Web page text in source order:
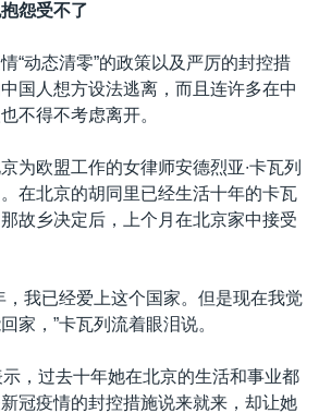
怨受不了
“动态清零”的政策以及严厉的封控措
国人想方设法逃离，而且连许多在中
不得不考虑离开。
为欧盟工作的女律师安德烈亚∙卡瓦列
在北京的胡同里已经生活十年的卡瓦
故乡决定后，上个月在北京家中接受
，我已经爱上这个国家。但是现在我觉
家，”卡瓦列流着眼泪说。
，过去十年她在北京的生活和事业都
冠疫情的封控措施说来就来，却让她